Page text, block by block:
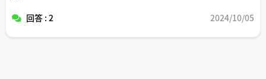
かの鍵を紛失したら部屋に入れないので鍵管理の手間を考
回答 : 2 2024/10/05